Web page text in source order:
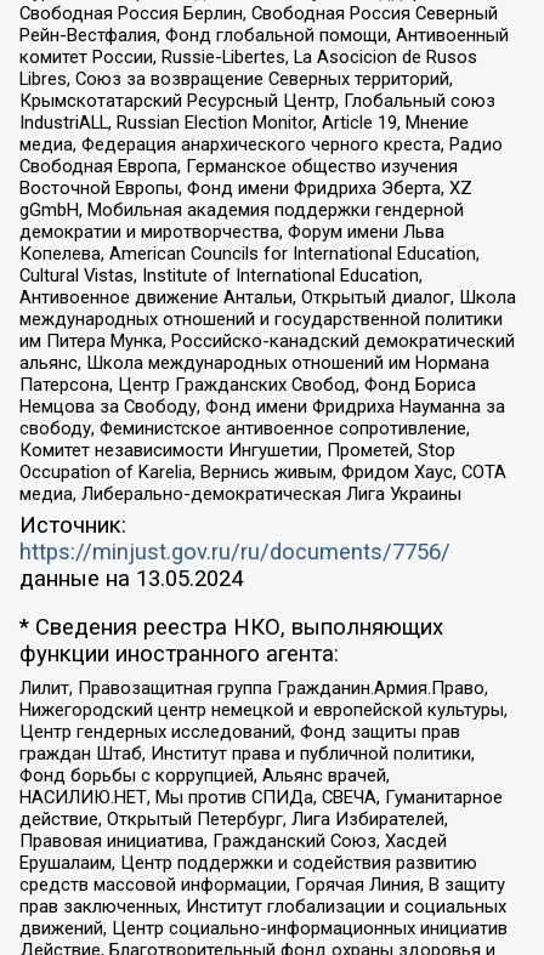
Свободная Россия Берлин, Свободная Россия Северный
Рейн-Вестфалия, Фонд глобальной помощи, Антивоенный
комитет России, Russie-Libertes, La Asocicion de Rusos
Libres, Союз за возвращение Северных территорий,
Крымскотатарский Ресурсный Центр, Глобальный союз
IndustriALL, Russian Election Monitor, Article 19, Мнение
медиа, Федерация анархического черного креста, Радио
Свободная Европа, Германское общество изучения
Восточной Европы, Фонд имени Фридриха Эберта, XZ
gGmbH, Мобильная академия поддержки гендерной
демократии и миротворчества, Форум имени Льва
Копелева, American Councils for International Education,
Cultural Vistas, Institute of International Education,
Антивоенное движение Антальи, Открытый диалог, Школа
международных отношений и государственной политики
им Питера Мунка, Российско-канадский демократический
альянс, Школа международных отношений им Нормана
Патерсона, Центр Гражданских Свобод, Фонд Бориса
Немцова за Свободу, Фонд имени Фридриха Науманна за
свободу, Феминистское антивоенное сопротивление,
Комитет независимости Ингушетии, Прометей, Stop
Occupation of Karelia, Вернись живым, Фридом Хаус, СОТА
медиа, Либерально-демократическая Лига Украины
Источник:
https://minjust.gov.ru/ru/documents/7756/
данные на 13.05.2024
* Сведения реестра НКО, выполняющих
функции иностранного агента:
Лилит, Правозащитная группа Гражданин.Армия.Право,
Нижегородский центр немецкой и европейской культуры,
Центр гендерных исследований, Фонд защиты прав
граждан Штаб, Институт права и публичной политики,
Фонд борьбы с коррупцией, Альянс врачей,
НАСИЛИЮ.НЕТ, Мы против СПИДа, СВЕЧА, Гуманитарное
действие, Открытый Петербург, Лига Избирателей,
Правовая инициатива, Гражданский Союз, Хасдей
Ерушалаим, Центр поддержки и содействия развитию
средств массовой информации, Горячая Линия, В защиту
прав заключенных, Институт глобализации и социальных
движений, Центр социально-информационных инициатив
Действие, Благотворительный фонд охраны здоровья и